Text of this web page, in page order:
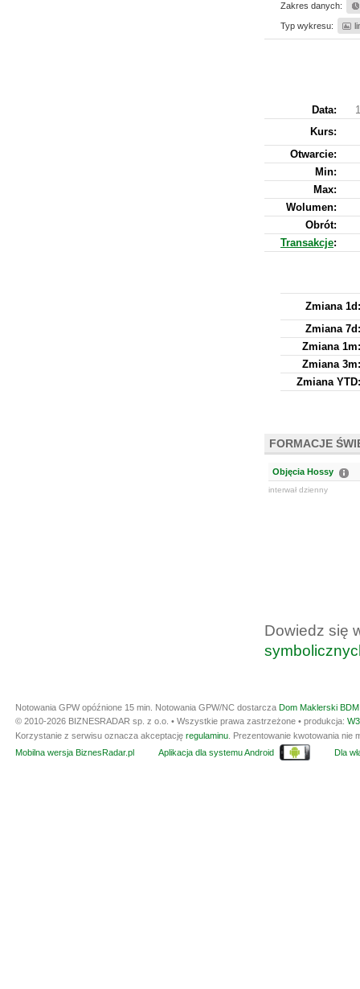
Zakres danych:
Typ wykresu:
Data:
Kurs:
Otwarcie:
Min:
Max:
Wolumen:
Obrót:
Transakcje:
Zmiana 1d:
Zmiana 7d:
Zmiana 1m:
Zmiana 3m:
Zmiana YTD:
FORMACJE
Objęcia Hossy
interwał dzienny
Dowiedz się
Notowania GPW opóźnione 15 min. Notowania GPW/NC dostarcza Dom Maklerski
© 2010-2026 BIZNESRADAR sp. z o.o. • Wszystkie prawa zastrzeżone • produkcja:
Korzystanie z serwisu oznacza akceptację regulaminu . Prezentowanie kwotowania
Mobilna wersja BiznesRadar.pl
Aplikacja dla systemu Android Dla